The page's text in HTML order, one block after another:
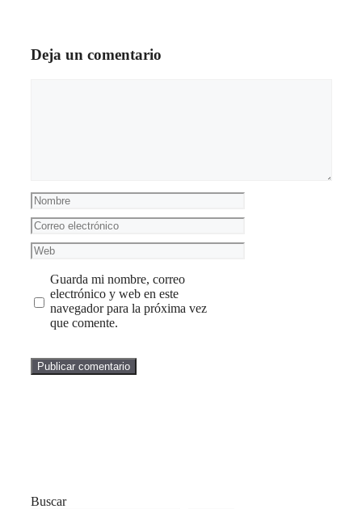
Deja un comentario
Nombre
Correo
electrónico
Web
Guarda mi nombre, correo
electrónico y web en este
navegador para la próxima vez
que comente.
Buscar